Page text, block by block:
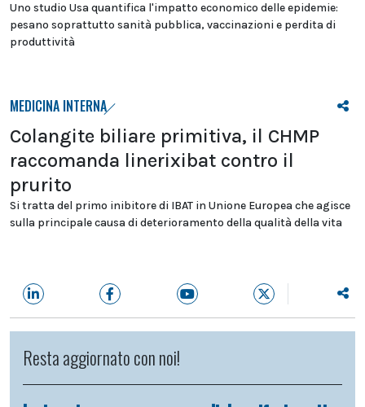
Uno studio Usa quantifica l'impatto economico delle epidemie:
pesano soprattutto sanità pubblica, vaccinazioni e perdita di
produttività
MEDICINA INTERNA
Colangite biliare primitiva, il CHMP
raccomanda linerixibat contro il
prurito
Si tratta del primo inibitore di IBAT in Unione Europea che agisce
sulla principale causa di deterioramento della qualità della vita
Resta aggiornato con noi!